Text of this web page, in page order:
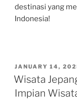
destinasi yang
Indonesia!
POSTED
ON
JANUARY 14,
Wisata
Impian